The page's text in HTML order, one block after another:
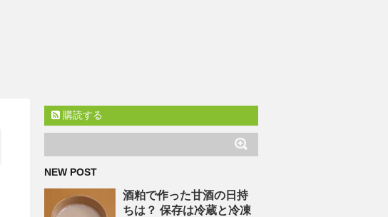
購読する
NEW POST
酒粕で作った甘酒の日持
ちは？ 保存は冷蔵と冷凍